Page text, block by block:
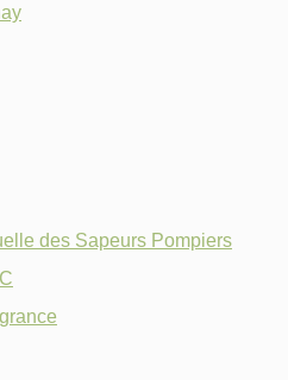
des Sapeurs Pompiers